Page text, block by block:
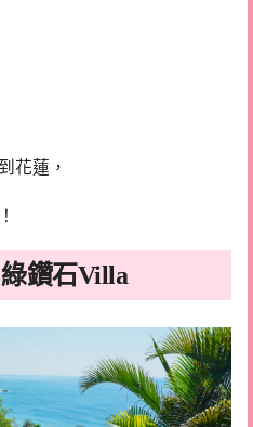
花蓮，
鑽石Villa